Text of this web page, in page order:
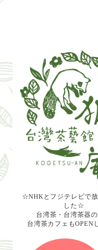
☆NHKとフジテレビで
した☆
台湾茶・台湾茶器
台湾茶カフェもOPEN